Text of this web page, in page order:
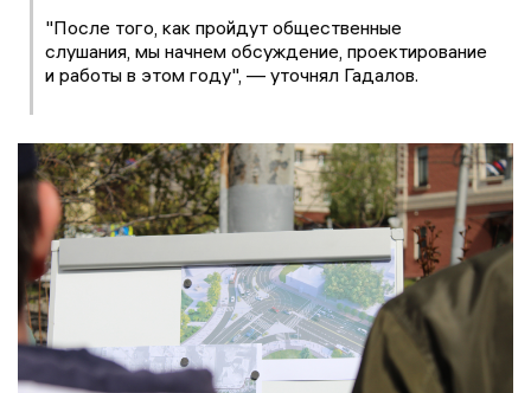
"После того, как пройдут общественные
слушания, мы начнем обсуждение, проектирование
и работы в этом году", — уточнял Гадалов.